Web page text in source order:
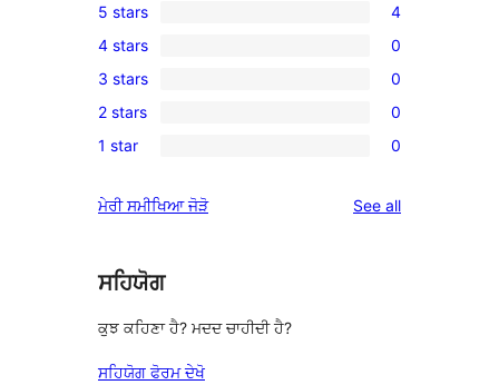
4
5-
star
reviews
5 stars 4
0
4-
star
reviews
4 stars 0
0
3-
star
3 stars 0
0
2-
reviews
2 stars 0
0
star
1 star 0
ਮੇਰੀ ਸਮੀਖਿਆ ਜੋੜੋ See allreviews
ਸਹਿਯੋਗ
ਕੁਝ ਕਹਿਣਾ ਹੈ? ਮਦਦ ਚਾਹੀਦੀ ਹੈ?
ਸਹਿਯੋਗ ਫੋਰਮ ਦੇਖੋ